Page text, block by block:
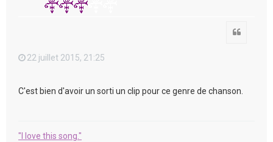
22 juillet 2015, 21:25
C'est bien d'avoir un sorti un clip pour ce genre de chanson.
"I love this song."